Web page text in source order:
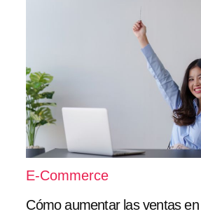
E-Commerce
Cómo aumentar las ventas